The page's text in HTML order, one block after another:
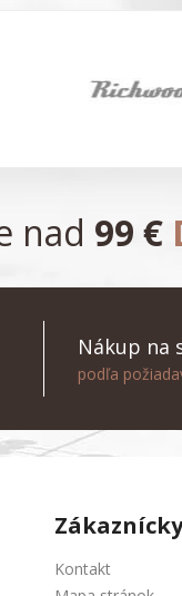
nad 99 €
Nákup na
podľa
Kontakt